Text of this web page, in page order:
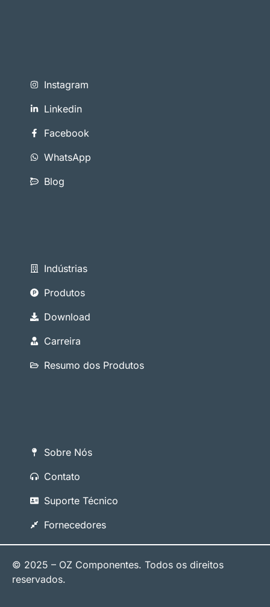
Instagram
Linkedin
Facebook
WhatsApp
Blog
Indústrias
Produtos
Download
Carreira
Resumo dos Produtos
Sobre Nós
Contato
Suporte Técnico
Fornecedores
© 2025 – OZ Componentes. Todos os direitos
reservados.